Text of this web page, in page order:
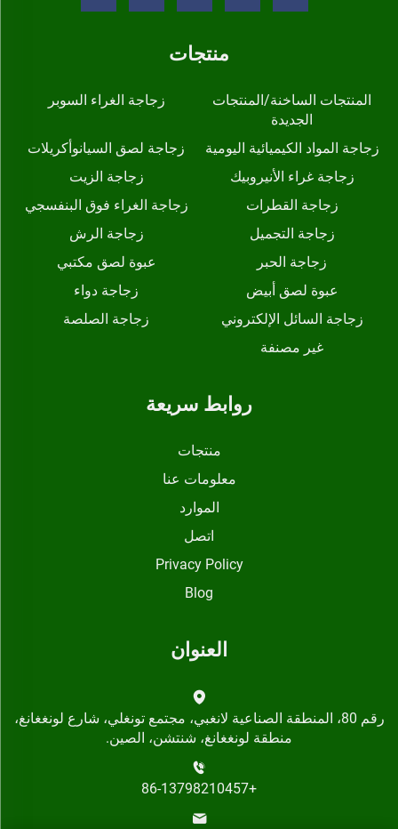
منتجات
المنتجات الساخنة/المنتجات
الجديدة
زجاجة الغراء السوبر
زجاجة المواد الكيميائية اليومية
زجاجة لصق السيانوأكريلات
زجاجة غراء الأنيروبيك
زجاجة الزيت
زجاجة القطرات
زجاجة الغراء فوق البنفسجي
زجاجة التجميل
زجاجة الرش
زجاجة الحبر
عبوة لصق مكتبي
عبوة لصق أبيض
زجاجة دواء
زجاجة السائل الإلكتروني
زجاجة الصلصة
غير مصنفة
روابط سريعة
منتجات
معلومات عنا
الموارد
اتصل
Privacy Policy
Blog
العنوان
رقم 80، المنطقة الصناعية لانغبي، مجتمع تونغلي، شارع لونغغانغ،
منطقة لونغغانغ، شنتشن، الصين.
+86-13798210457